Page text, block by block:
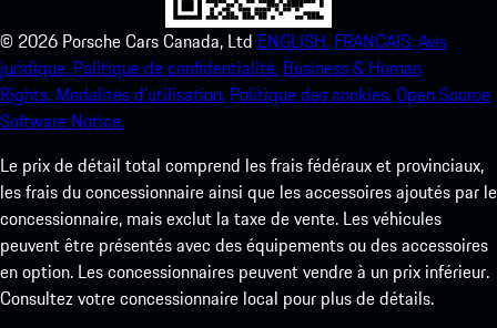
© 2026 Porsche Cars Canada, Ltd ENGLISH. FRANCAIS.Avis
juridique. Politique de confidentialité. Business & Human
Rights. Modalités d’utilisation. Politique des cookies.Open Source
Software Notice.
Le prix de détail total comprend les frais fédéraux et provinciaux,
les frais du concessionnaire ainsi que les accessoires ajoutés par le
concessionnaire, mais exclut la taxe de vente. Les véhicules
peuvent être présentés avec des équipements ou des accessoires
en option. Les concessionnaires peuvent vendre à un prix inférieur.
Consultez votre concessionnaire local pour plus de détails.